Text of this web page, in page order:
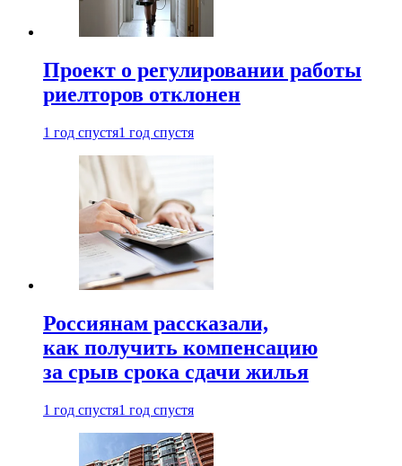
Проект о регулировании работы
риелторов отклонен
1 год спустя1 год спустя
Россиянам рассказали,
как получить компенсацию
за срыв срока сдачи жилья
1 год спустя1 год спустя